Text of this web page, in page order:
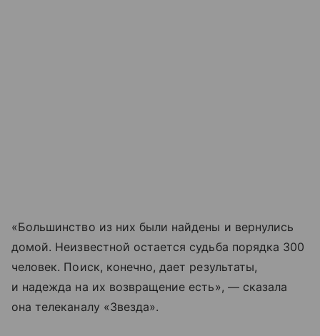
«Большинство из них были найдены и вернулись
домой. Неизвестной остается судьба порядка 300
человек. Поиск, конечно, дает результаты,
и надежда на их возвращение есть», — сказала
она телеканалу «Звезда».